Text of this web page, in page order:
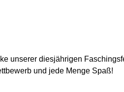
unserer diesjährigen
und jede Menge Spaß!